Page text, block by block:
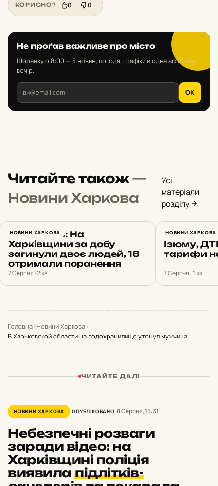
КОРИСНО? 0 0
Не проґав важливе про місто
Щоранку о 8:00 — 5 новин, погода, графіки й одна афіша на
вечір.
OK
Читайте також—
Новини Харкова
Усі
матеріали
розділу
НОВИНИ ХАРКОВА
Синєгубов: На
Харківщини за добу
загинули двоє людей, 18
отримали поранення
7 Серпня · 2 хв
НОВИНИ ХАРКОВА
Харків 7
Ізюму,
тарифи
7 Серпня · 1 хв
Головна›Новини Харкова›
В Харьковской области на водохранилище утонул мужчина
ЧИТАЙТЕ ДАЛІ
НОВИНИ ХАРКОВА ОПУБЛІКОВАНО 8 Серпня, 15:31
Небезпечні розваги
заради відео: на
Харківщині поліція
виявилапідлітків-